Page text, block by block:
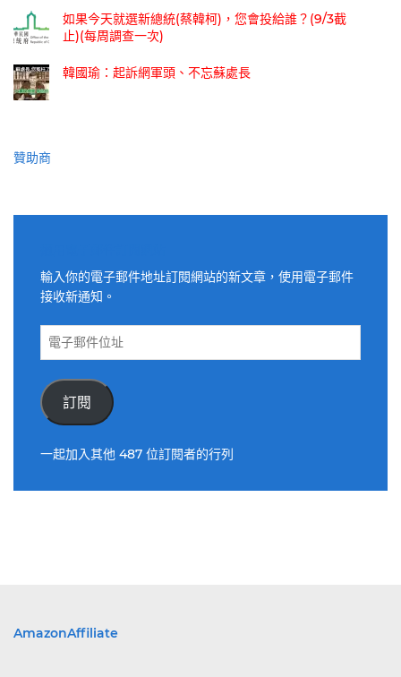
如果今天就選新總統(蔡韓柯)，您會投給誰？(9/3截
止)(每周調查一次)
韓國瑜：起訴網軍頭、不忘蘇處長
贊助商
輸入你的電子郵件地址訂閱網站的新文章，使用電子郵件
接收新通知。
電
件
位
訂閱
一起加入其他 487 位訂閱者的行列
AmazonAffiliate